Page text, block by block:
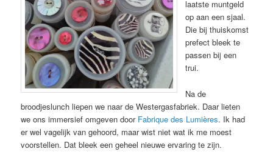
laatste muntgeld
op aan een sjaal.
Die bij thuiskomst
prefect bleek te
passen bij een
trui.
Na de
broodjeslunch liepen we naar de Westergasfabriek. Daar lieten
we ons immersief omgeven door Fabrique des Lumières. Ik had
er wel vagelijk van gehoord, maar wist niet wat ik me moest
voorstellen. Dat bleek een geheel nieuwe ervaring te zijn.